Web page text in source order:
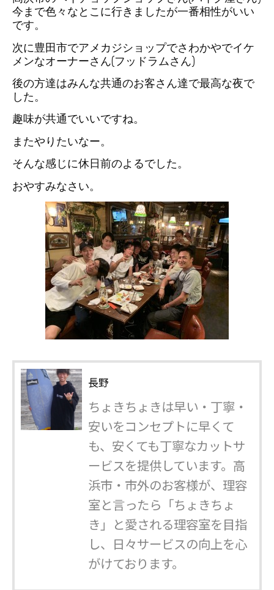
今まで色々なとこに行きましたが一番相性がいい
です。
次に豊田市でアメカジショップでさわかやでイケ
メンなオーナーさん(フッドラムさん)
後の方達はみんな共通のお客さん達で最高な夜で
した。
趣味が共通でいいですね。
またやりたいなー。
そんな感じに休日前のよるでした。
おやすみなさい。
長野
ちょきちょきは早い・丁寧・
安いをコンセプトに早くて
も、安くても丁寧なカットサ
ービスを提供しています。高
浜市・市外のお客様が、理容
室と言ったら「ちょきちょ
き」と愛される理容室を目指
し、日々サービスの向上を心
がけております。